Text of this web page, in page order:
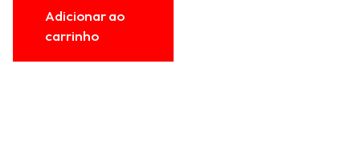
Adicionar ao
carrinho